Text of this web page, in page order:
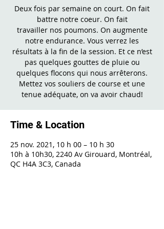
Deux fois par semaine on court. On fait
battre notre coeur. On fait
travailler nos poumons. On augmente
notre endurance. Vous verrez les
résultats à la fin de la session. Et ce n’est
pas quelques gouttes de pluie ou
quelques flocons qui nous arrêterons.
Mettez vos souliers de course et une
tenue adéquate, on va avoir chaud!
Time & Location
25 nov. 2021, 10 h 00 – 10 h 30
10h à 10h30, 2240 Av Girouard, Montréal,
QC H4A 3C3, Canada